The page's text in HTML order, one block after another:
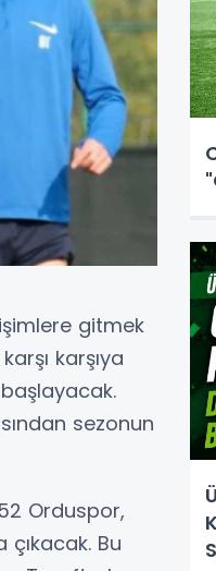
gitmek
karşıya
başlayacak.
sezonun
Orduspor,
Bu